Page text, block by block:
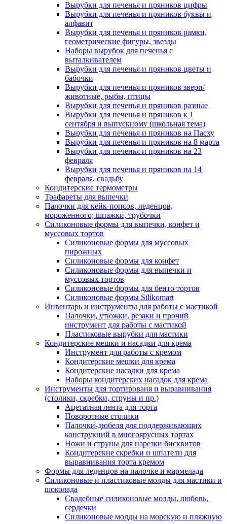
Вырубки для печенья и пряников цифры
Вырубки для печенья и пряников буквы и
алфавит
Вырубки для печенья и пряников рамки,
геометрические фигуры, звезды
Наборы вырубок для печенья с
выталкивателем
Вырубки для печенья и пряников цветы и
бабочки
Вырубки для печенья и пряников звери/
животные, рыбы, птицы
Вырубки для печенья и пряников разные
Вырубки для печенья и пряников к 1
сентября и выпускному (школьная тема)
Вырубки для печенья и пряников на Пасху
Вырубки для печенья и пряников на 8 марта
Вырубки для печенья и пряников на 23
февраля
Вырубки для печенья и пряников на 14
февраля, свадьбу
Кондитерские термометры
Трафареты для выпечки
Палочки для кейк-попсов, леденцов,
мороженного; шпажки, трубочки
Силиконовые формы для выпечки, конфет и
муссовых тортов
Силиконовые формы для муссовых
пирожных
Силиконовые формы для конфет
Силиконовые формы для выпечки и
муссовых тортов
Силиконовые формы для бенто тортов
Силиконовые формы Silikomart
Инвентарь и инструменты для работы с мастикой
Палочки, утюжки, резаки и прочий
инструмент для работы с мастикой
Пластиковые вырубки для мастики
Кондитерские мешки и насадки для крема
Инструмент для работы с кремом
Кондитерские мешки для крема
Кондитерские насадки для крема
Наборы кондитерских насадок для крема
Инструменты для тортированя и выравнивания
(столики, скребки, струны и пр.)
Ацетатная лента для торта
Поворотные столики
Палочки-дюбеля для поддерживающих
конструкций в многоярусных тортах
Ножи и струны для нарезки бисквитов
Кондитерские скребки и шпатели для
выравнивания торта кремом
Формы для леденцов на палочке и мармелада
Силиконовые и пластиковые молды для мастики и
шоколада
Свадебные силиконовые молды, любовь,
сердечки
Силиконовые молды на морскую и пляжную